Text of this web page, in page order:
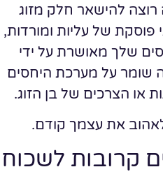
רוצה להישאר חלק מזוג
של עליות ומורדות,
שלך מאושרת על ידי
שומר על מערכת היחסים
או הצרכים של בן הזוג.
לאהוב את עצמך קודם.
קרובות לשכוח